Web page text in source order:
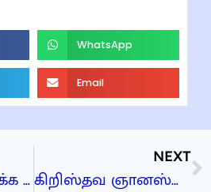
WhatsApp
Email
வேதாமத்தை திறக்க உதவும் திறவுகோல்கள்
NEXT
கிறிஸ்தவ ஞானஸ்நானம்